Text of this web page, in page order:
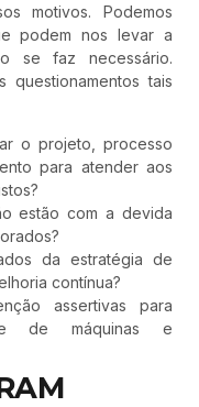
motivos. Podemos
podem nos levar a
se faz necessário.
questionamentos tais
o projeto, processo
para atender aos
estão com a devida
da estratégia de
contínua?
assertivas para
de máquinas e